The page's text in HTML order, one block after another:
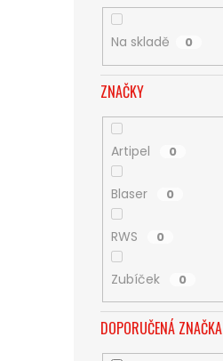
Na skladě 0
ZNAČKY
Artipel 0
Blaser 0
RWS 0
Zubíček 0
DOPORUČENÁ ZNAČKA